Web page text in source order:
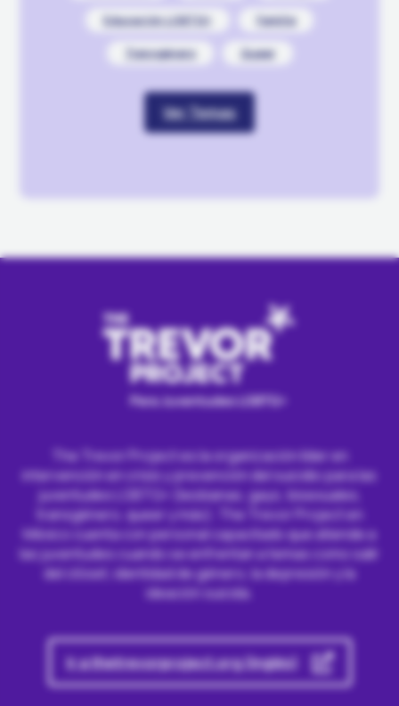
Educación LGBTQ+ Familia
Transgénero Queer
Ver Temas
The Trevor Project México
The Trevor Project es la organización líder en
intervención en crisis y prevención del suicidio para las
juventudes LGBTQ+ (lesbianas, gays, bisexuales,
transgénero, queer y más). The Trevor Project en
México cuenta con personal capacitado que atiende a
las juventudes cuando se enfrentan a temas como salir
del clóset, identidad de género, la depresión y la
ideación suicida.
Ir a thetrevorproject.org (inglés)